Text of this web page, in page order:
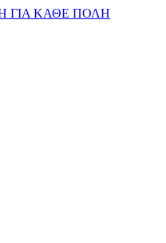
ΓΙΑ ΚΑΘΕ ΠΟΛΗ